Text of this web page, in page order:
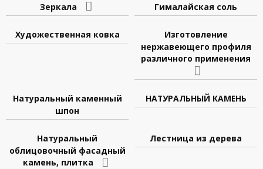
Зеркала Гималайская соль
Художественная ковка
Изготовление
нержавеющего профиля
различного применения
Натуральный каменный
шпон
НАТУРАЛЬНЫЙ КАМЕНЬ
Натуральный
облицовочный фасадный
камень, плитка
Лестница из дерева